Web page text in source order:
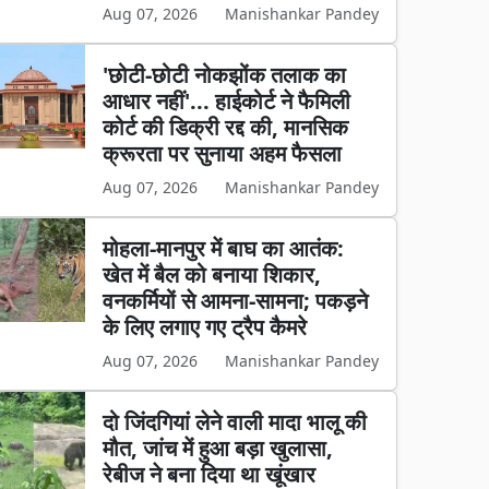
Aug 07, 2026 Manishankar Pandey
'छोटी-छोटी नोकझोंक तलाक का
आधार नहीं'... हाईकोर्ट ने फैमिली
कोर्ट की डिक्री रद्द की, मानसिक
क्रूरता पर सुनाया अहम फैसला
Aug 07, 2026 Manishankar Pandey
मोहला-मानपुर में बाघ का आतंक:
खेत में बैल को बनाया शिकार,
वनकर्मियों से आमना-सामना; पकड़ने
के लिए लगाए गए ट्रैप कैमरे
Aug 07, 2026 Manishankar Pandey
दो जिंदगियां लेने वाली मादा भालू की
मौत, जांच में हुआ बड़ा खुलासा,
रेबीज ने बना दिया था खूंखार